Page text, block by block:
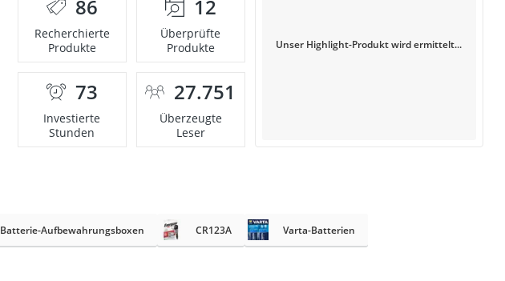
86
Recherchierte
Produkte
12
Überprüfte
Produkte
73
Investierte
Stunden
27.751
Überzeugte
Leser
Unser Highlight-Produkt wird ermittelt...
Batterie-Aufbewahrungsboxen CR123A Varta-Batterien